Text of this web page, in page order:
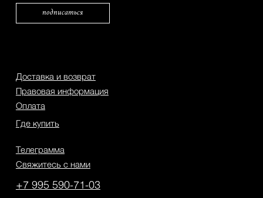
Доставка и возврат
Свяжитесь с нами
Телеграмма
Где купить
Оплата
Правовая информация
подписаться
+7 995 590-71-03